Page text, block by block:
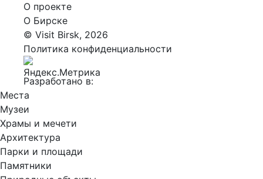
О проекте
О Бирске
© Visit Birsk, 2026
Политика конфиденциальности
Разработано в:
Места
Музеи
Храмы и мечети
Архитектура
Парки и площади
Памятники